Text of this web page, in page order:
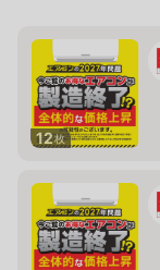
12枚